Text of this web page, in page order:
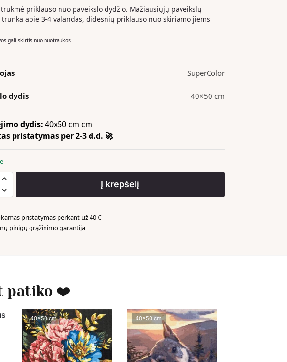
trukmė priklauso nuo paveikslo dydžio. Mažiausiųjų paveikslų
trunka apie 3-4 valandas, didesnių priklauso nuo skiriamo jiems
gali skirtis nuo nuotraukos
SuperColor
dydis 40×50 cm
dydis: 40x50 cm cm
pristatymas per 2-3 d.d. 🚀
Į krepšelį
pristatymas perkant už 40 €
pinigų grąžinimo garantija
patiko ❤️
40x50 cm 40x50 cm